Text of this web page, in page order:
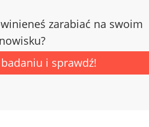
zarabiać na swoim
badaniu i sprawdź!